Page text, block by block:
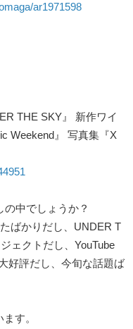
ar1971598
THE SKY 』 新作ワイ
Weekend 』 写真集『X
の中でしょうか？
ばかりだし、 UNDER T
ェクトだし、 YouTube
好評だし、今旬な話題ば
す。